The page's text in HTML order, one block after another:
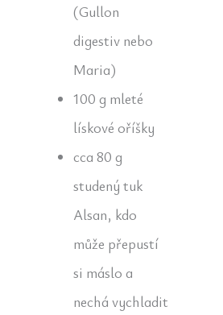
(Gullon
digestiv nebo
Maria)
100 g mleté
lískové oříšky
cca 80 g
studený tuk
Alsan, kdo
může přepustí
si máslo a
nechá vychladit